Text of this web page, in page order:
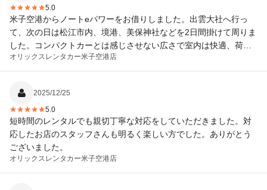
5.0
米子空港からノートeパワーをお借りしました。出雲大社へ行っ
て、次の日は松江市内、境港、美保神社などを2日間掛けて周りま
した。コンパクトカーとは感じさせない広さで室内は快適、荷室
もスーツケース3個は余裕で収納出来ました。eパワー車は初めて
乗りましたが、凄く静かでパワーも有り、乗り心地も良く、長時
油をしたら、たったの8リットル⁉️ 空港からレンタカー会社までの
送迎も親切丁寧でまた今度来てもお願いしたいと思いました。
オリックスレンタカー米子空港店
2025/12/25
5.0
短時間のレンタルでも親切丁寧な対応をしていただきました。対
応したお店のスタッフさんも明るく楽しい方でした。ありがとう
ございました。
オリックスレンタカー米子空港店